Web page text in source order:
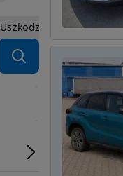
Uszkodzony